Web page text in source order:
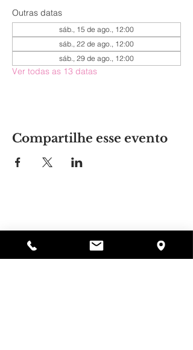
Outras datas
sáb., 15 de ago., 12:00
sáb., 22 de ago., 12:00
sáb., 29 de ago., 12:00
Ver todas as 13 datas
Compartilhe esse evento
297 Central St. Gardner, MA 01440
978-364-0920